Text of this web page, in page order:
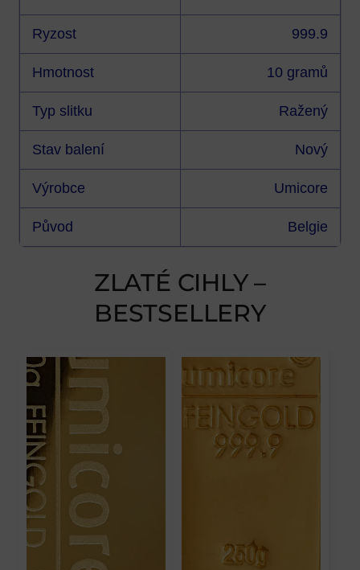
Ryzost 999.9
Hmotnost 10 gramů
Typ slitku Ražený
Stav balení Nový
Výrobce Umicore
Původ Belgie
ZLATÉ CIHLY –
BESTSELLERY